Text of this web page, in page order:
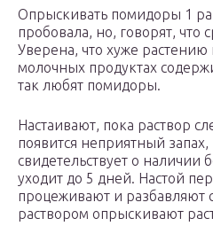
Опрыскивать помидоры 1
пробовала, но, говорят, что
Уверена, что хуже растению
молочных продуктах
так любят помидоры.
Настаивают, пока раствор
появится неприятный
свидетельствует о наличии
уходит до 5 дней. Настой
процеживают и разбавляют
раствором опрыскивают